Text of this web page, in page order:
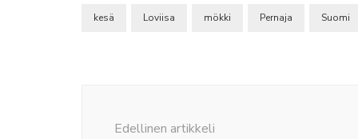
kesä Loviisa mökki Pernaja Suomi
Edellinen artikkeli